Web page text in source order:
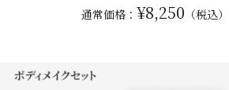
通常価格： ¥8,250 （税込）